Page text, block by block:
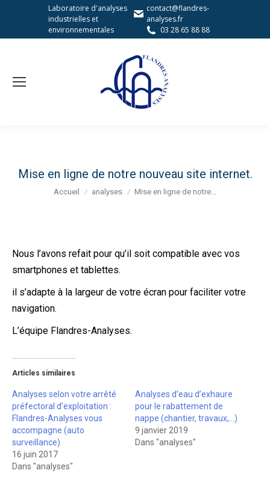
Laboratoire d'analyses
industrielles et
environnementales
contact@flandres-
analyses.fr
03 28 65 88 88
Mise en ligne de notre nouveau site internet.
Vous êtes ici :
Accueil analyses Mise en ligne de notre…
Nous l’avons refait pour qu’il soit compatible avec vos
smartphones et tablettes.
il s’adapte à la largeur de votre écran pour faciliter votre
navigation.
L’équipe Flandres-Analyses.
Articles similaires
Analyses selon votre arrêté
préfectoral d’exploitation :
Flandres-Analyses vous
accompagne (auto
surveillance)
16 juin 2017
Dans "analyses"
Analyses d’eau d’exhaure
pour le rabattement de
nappe (chantier, travaux,…)
9 janvier 2019
Dans "analyses"